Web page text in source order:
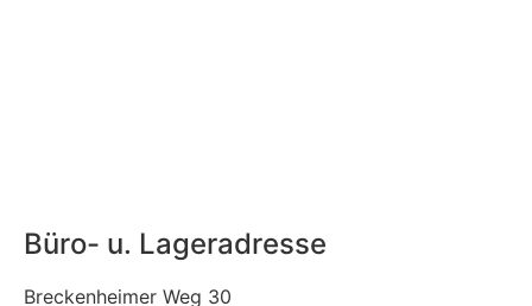
Büro- u. Lageradresse
Breckenheimer Weg 30